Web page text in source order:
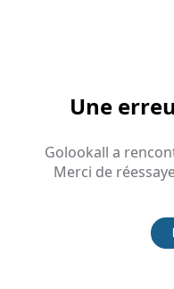
Une
Golookall a
Merci de